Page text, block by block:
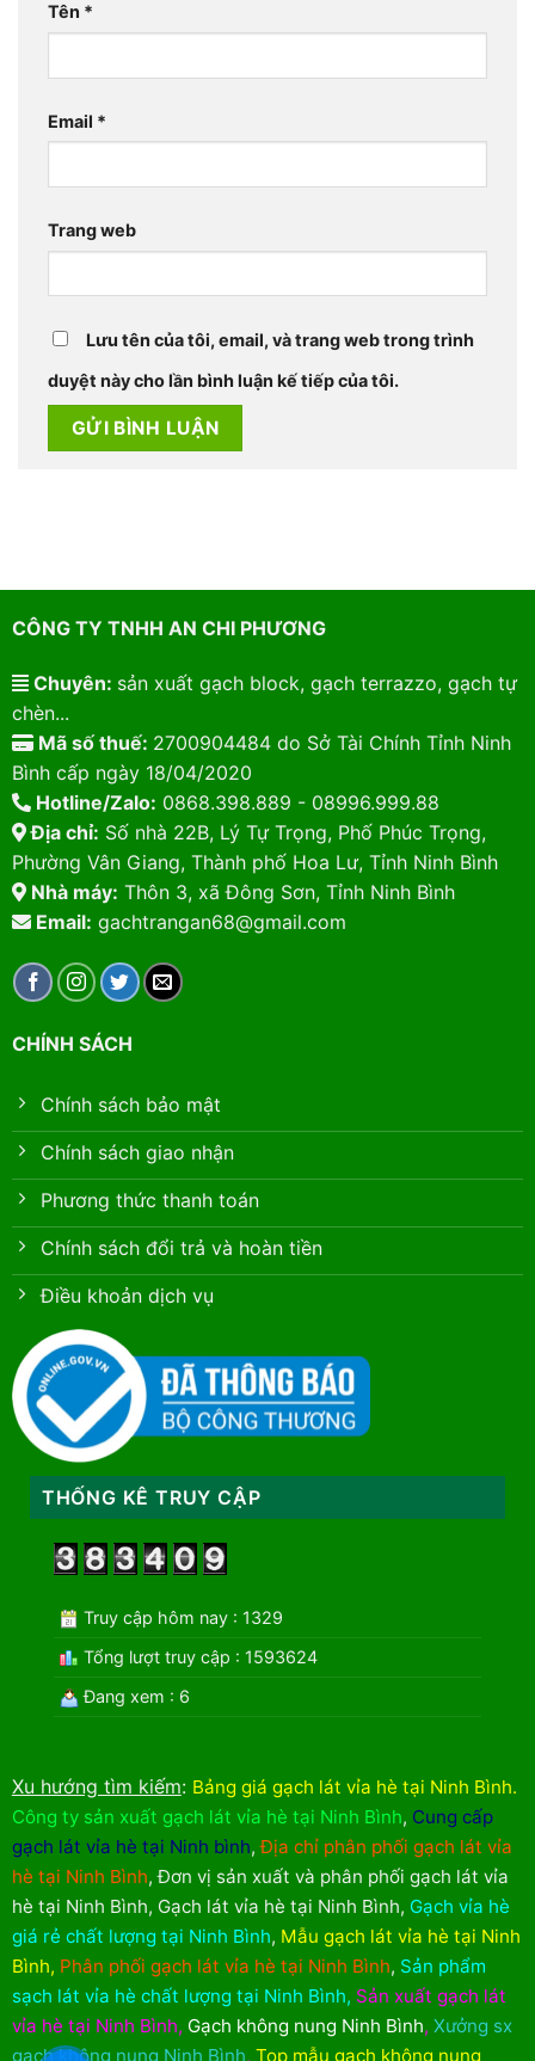
Tên *
Email *
Trang web
Lưu tên của tôi, email, và trang web trong trình
duyệt này cho lần bình luận kế tiếp của tôi.
CÔNG TY TNHH AN CHI PHƯƠNG
Chuyên: sản xuất gạch block, gạch terrazzo, gạch tự
chèn...
Mã số thuế: 2700904484 do Sở Tài Chính Tỉnh Ninh
Bình cấp ngày 18/04/2020
Hotline/Zalo: 0868.398.889 - 08996.999.88
Địa chỉ: Số nhà 22B, Lý Tự Trọng, Phố Phúc Trọng,
Phường Vân Giang, Thành phố Hoa Lư, Tỉnh Ninh Bình
Nhà máy: Thôn 3, xã Đông Sơn, Tỉnh Ninh Bình
Email: gachtrangan68@gmail.com
CHÍNH SÁCH
Chính sách bảo mật
Chính sách giao nhận
Phương thức thanh toán
Chính sách đổi trả và hoàn tiền
Điều khoản dịch vụ
THỐNG KÊ TRUY CẬP
Truy cập hôm nay : 1329
Tổng lượt truy cập : 1593624
Đang xem : 6
Xu hướng tìm kiếm: Bảng giá gạch lát vỉa hè tại Ninh Bình.
Công ty sản xuất gạch lát vỉa hè tại Ninh Bình, Cung cấp
gạch lát vỉa hè tại Ninh bình,Địa chỉ phân phối gạch lát vỉa
hè tại Ninh Bình,Đơn vị sản xuất và phân phối gạch lát vỉa
hè tại Ninh Bình, Gạch lát vỉa hè tại Ninh Bình, Gạch vỉa hè
giá rẻ chất lượng tại Ninh Bình, Mẫu gạch lát vỉa hè tại Ninh
Bình, Phân phối gạch lát vỉa hè tại Ninh Bình, Sản phẩm
sạch lát vỉa hè chất lượng tại Ninh Bình, Sản xuất gạch lát
vỉa hè tại Ninh Bình, Gạch không nung Ninh Bình, Xưởng sx
gạch không nung Ninh Bình, Top mẫu gạch không nung